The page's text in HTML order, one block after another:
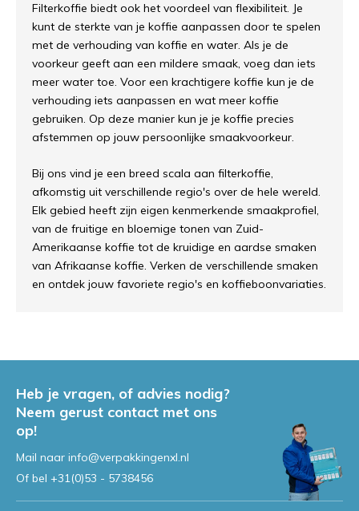
Filterkoffie biedt ook het voordeel van flexibiliteit. Je
kunt de sterkte van je koffie aanpassen door te spelen
met de verhouding van koffie en water. Als je de
voorkeur geeft aan een mildere smaak, voeg dan iets
meer water toe. Voor een krachtigere koffie kun je de
verhouding iets aanpassen en wat meer koffie
gebruiken. Op deze manier kun je je koffie precies
afstemmen op jouw persoonlijke smaakvoorkeur.
Bij ons vind je een breed scala aan filterkoffie,
afkomstig uit verschillende regio's over de hele wereld.
Elk gebied heeft zijn eigen kenmerkende smaakprofiel,
van de fruitige en bloemige tonen van Zuid-
Amerikaanse koffie tot de kruidige en aardse smaken
van Afrikaanse koffie. Verken de verschillende smaken
en ontdek jouw favoriete regio's en koffieboonvariaties.
Heb je vragen, of advies nodig?
Neem gerust contact met ons
op!
Mail naar info@verpakkingenxl.nl
Of bel +31(0)53 - 5738456